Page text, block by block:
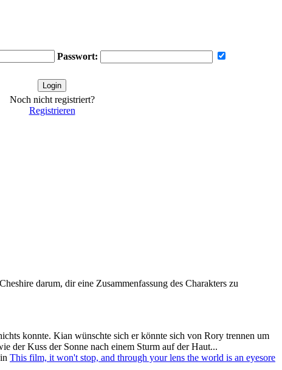
Passwort:
Noch nicht registriert?
Registrieren
darum, dir eine Zusammenfassung des Charakters zu
konnte. Kian wünschte sich er könnte sich von Rory trennen um
der Kuss der Sonne nach einem Sturm auf der Haut...
in This film, it won't stop, and through your lens the world is an eyesore